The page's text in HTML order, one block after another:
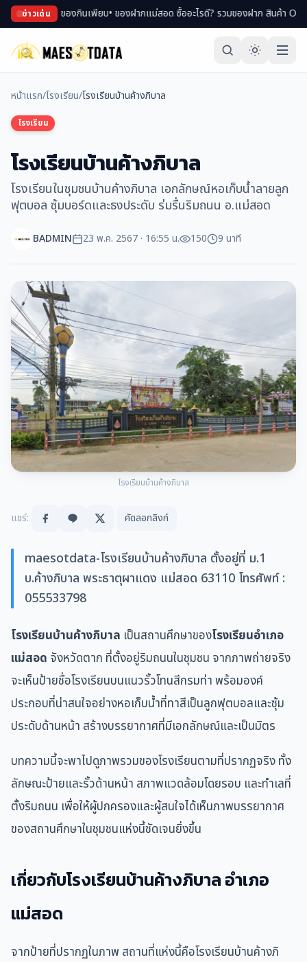
ข่าวเด่น
งพม่า ของกินเพียบ• ของฝากแม่สอด ซื้ออะไรดี? รวมของฝาก สินค้า OTOP ขึ้นชื่อ
หน้าแรก/โรงเรียน/โรงเรียนบ้านค้างภิบาล
โรงเรียน
โรงเรียนบ้านค้างภิบาล
โรงเรียนในชุมชนบ้านค้างภิบาล เอกลักษณ์หอเก็บน้ำลายลูก
ฟุตบอล ซุ้มบอร์ดและธงประดับ ร่มรื่นริมถนน อ.แม่สอด
BADMIN 23 พ.ค. 2567 · 16:55 น. 150 9 นาที
โรงเรียนบ้านค้างภิบาล
แชร์: คัดลอกลิงก์
maesotdata-โรงเรียนบ้านค้างภิบาล ตั้งอยู่ที่ ม.1
บ.ค้างภิบาล พระธาตุผาแดง แม่สอด 63110 โทรศัพท์ :
055533798
โรงเรียนบ้านค้างภิบาล เป็นสถานศึกษาของโรงเรียนอำเภอ
แม่สอด จังหวัดตาก ที่ตั้งอยู่ริมถนนในชุมชน จากภาพถ่ายจริง
จะเห็นป้ายชื่อโรงเรียนบนแนวรั้วโทนสีกรมท่า พร้อมองค์
ประกอบที่น่าสนใจอย่างหอเก็บน้ำที่ทาสีเป็นลูกฟุตบอลและซุ้ม
ประดับด้านหน้า สร้างบรรยากาศที่มีเอกลักษณ์และเป็นมิตร
บทความนี้จะพาไปดูภาพรวมของโรงเรียนตามที่ปรากฏจริง ทั้ง
ลักษณะป้ายและรั้วด้านหน้า สภาพแวดล้อมโดยรอบ และทำเลที่
ตั้งริมถนน เพื่อให้ผู้ปกครองและผู้สนใจได้เห็นภาพบรรยากาศ
ของสถานศึกษาในชุมชนแห่งนี้ชัดเจนยิ่งขึ้น
เกี่ยวกับโรงเรียนบ้านค้างภิบาล อำเภอ
แม่สอด
จากป้ายที่ปรากฏในภาพ สถานที่แห่งนี้คือโรงเรียนบ้านค้างภิ